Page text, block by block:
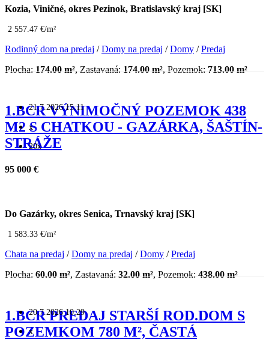
Kozia, Viničné, okres Pezinok, Bratislavský kraj [SK]
2 557.47 €/m²
Rodinný dom na predaj /Domy na predaj /Domy /Predaj
Plocha: 174.00 m², Zastavaná: 174.00 m², Pozemok: 713.00 m²
21.7.2026 15:11
x
20x
1.BCR VÝNIMOČNÝ POZEMOK 438
M2 S CHATKOU - GAZÁRKA, ŠAŠTÍN-
STRÁŽE
95 000 €
Do Gazárky, okres Senica, Trnavský kraj [SK]
1 583.33 €/m²
Chata na predaj /Domy na predaj /Domy /Predaj
Plocha: 60.00 m², Zastavaná: 32.00 m², Pozemok: 438.00 m²
20.7.2026 10:29
x
1.BCR PREDAJ STARŠÍ ROD.DOM S
POZEMKOM 780 M², ČASTÁ